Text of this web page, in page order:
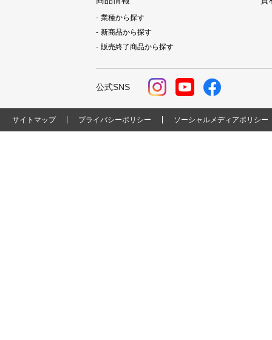
業種から探す
新商品から探す
販売終了商品から探す
公式SNS
サイトマップ プライバシーポリシー ソーシャルメディアポリシー